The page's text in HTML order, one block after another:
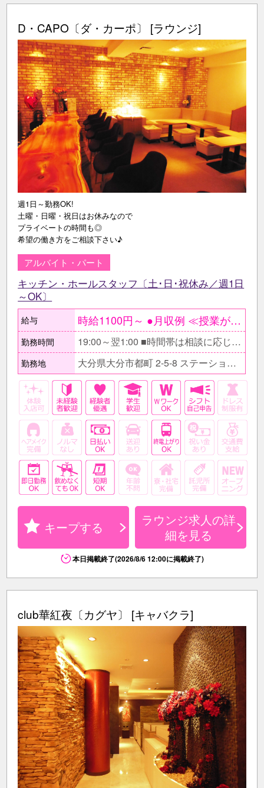
D・CAPO〔ダ・カーポ〕 [ラウンジ]
週1日～勤務OK!
土曜・日曜・祝日はお休みなので
プライベートの時間も◎
希望の働き方をご相談下さい♪
アルバイト・パート
キッチン・ホールスタッフ〔土･日･祝休み／週1日
～OK〕
給与 時給1100円～ ●月収例 ≪授業が少ない平日3日勤務の学生≫ →時給1100円×1日3h×週3日 ＝月収3万9600円 ≪Wワークで短時間のフリーター≫ →時給1100円×1日3h×週5日 ＝月収6万6000円
勤務時間 19:00～翌1:00 ■時間帯は相談に応じます。
勤務地 大分県大分市都町 2-5-8 ステーション8 2F
キープする
ラウンジ求人の詳
細を見る
本日掲載終了(2026/8/6 12:00に掲載終了)
club華紅夜〔カグヤ〕 [キャバクラ]